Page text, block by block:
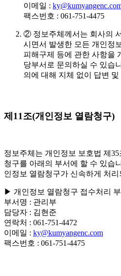
이메일 :
팩스번호 : 061-751-4475
② 정보주체께서는 회사의
시면서 발생한 모든 개인정
피해구제 등에 관한 사항을
당부서로 문의하실 수 있습
의에 대해 지체 없이 답변
제11조(개인정보 열람청구)
정보주체는 개인정보 보호법 제
청구를 아래의 부서에 할 수 있습
인정보 열람청구가 신속하게 처
▶ 개인정보 열람청구 접수처리 부
부서명 : 관리부
담당자 : 김현준
연락처 : 061-751-4472
이메일 : ky@kumyangenc.com
팩스번호 : 061-751-4475